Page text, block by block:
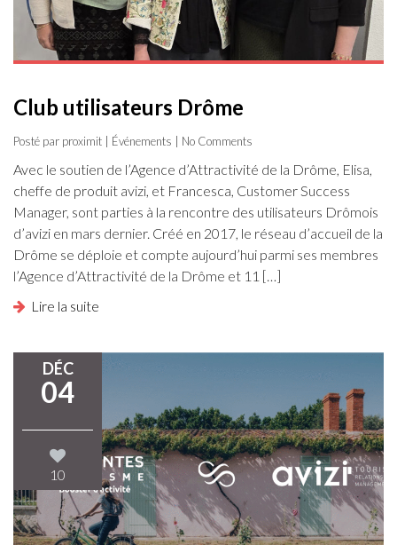
Club utilisateurs Drôme
Posté par proximit | Événements | No Comments
Avec le soutien de l’Agence d’Attractivité de la Drôme, Elisa,
cheffe de produit avizi, et Francesca, Customer Success
Manager, sont parties à la rencontre des utilisateurs Drômois
d’avizi en mars dernier. Créé en 2017, le réseau d’accueil de la
Drôme se déploie et compte aujourd’hui parmi ses membres
l’Agence d’Attractivité de la Drôme et 11 […]
Lire la suite
DÉC
04
10